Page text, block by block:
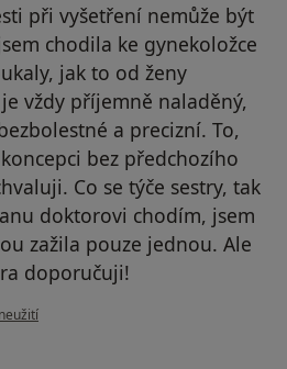
při vyšetření nemůže být
chodila ke gynekoložce
jak to od ženy
vždy příjemně naladěný,
a precizní. To,
bez předchozího
Co se týče sestry, tak
doktorovi chodím, jsem
zažila pouze jednou. Ale
doporučuji!
uživatele Pacient